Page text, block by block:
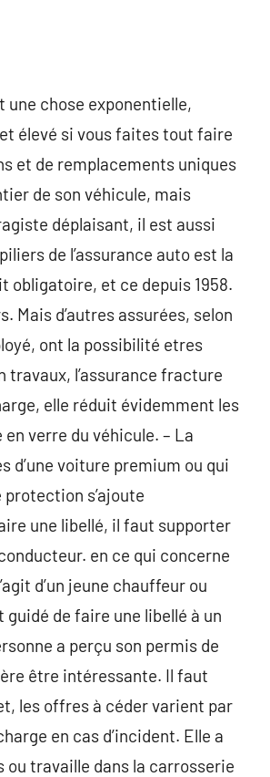
une chose exponentielle,
élevé si vous faites tout faire
et de remplacements uniques
de son véhicule, mais
déplaisant, il est aussi
de l’assurance auto est la
et ce depuis 1958.
Mais d’autres assurées, selon
ont la possibilité etres
travaux, l’assurance fracture
elle réduit évidemment les
verre du véhicule. – La
voiture premium ou qui
s’ajoute
une libellé, il faut supporter
en ce qui concerne
d’un jeune chauffeur ou
de faire une libellé à un
a perçu son permis de
être intéressante. Il faut
les offres à céder varient par
en cas d’incident. Elle a
travaille dans la carrosserie